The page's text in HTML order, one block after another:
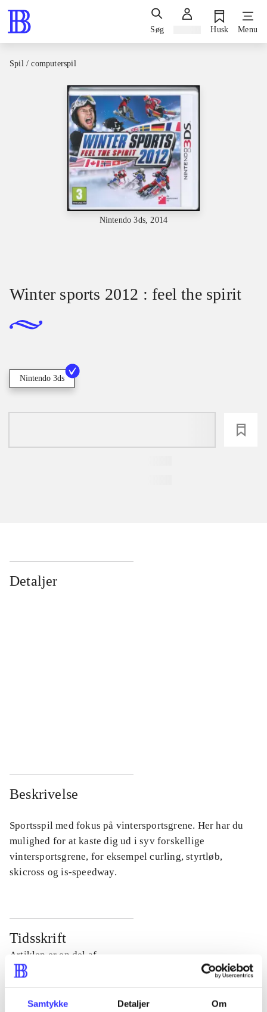
Samtykke Detaljer Om
Søg Husk Menu
Spil / computerspil
Nintendo 3ds, 2014
Winter sports 2012 : feel the spirit
Nintendo 3ds
Detaljer
Beskrivelse
Sportsspil med fokus på vintersportsgrene. Her har du
mulighed for at kaste dig ud i syv forskellige
vintersportsgrene, for eksempel curling, styrtløb,
skicross og is-speedway.
Tidsskrift
Artiklen er en del af
Tidsskrift